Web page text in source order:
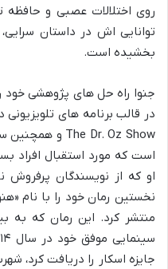
روی اختلالات عصبی و حافظه
توانایی اش در داستان
بخشیده است.
جنوا راه حل های پژوهشی خود
است که مورد استقبال افراد
او که از نویسندگان پرفروش
منتشر کرد. این رمان که به
جایزه اسکار را دریافت کرد،